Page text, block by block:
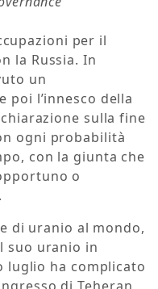
per il
la Russia. In
un
poi l’innesco della
sulla fine
ogni probabilità
con la giunta che
o
di uranio al mondo,
suo uranio in
luglio ha complicato